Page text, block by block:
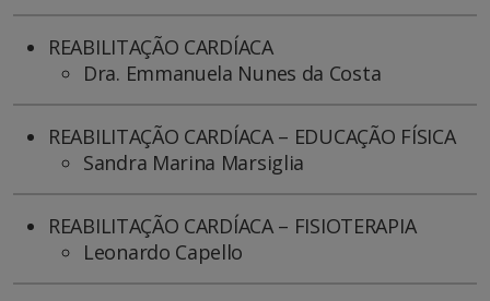
REABILITAÇÃO CARDÍACA
Dra. Emmanuela Nunes da Costa
REABILITAÇÃO CARDÍACA – EDUCAÇÃO FÍSICA
Sandra Marina Marsiglia
REABILITAÇÃO CARDÍACA – FISIOTERAPIA
Leonardo Capello